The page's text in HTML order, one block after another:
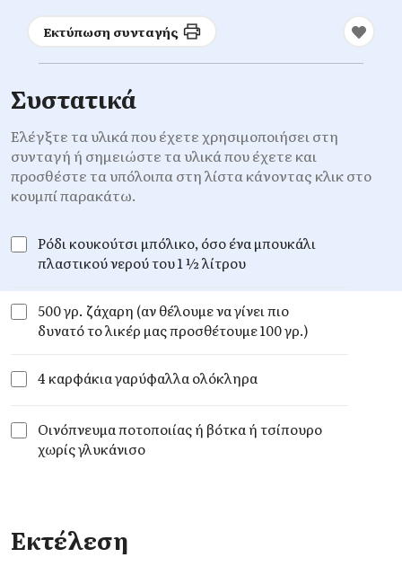
Εκτύπωση συνταγής
Συστατικά
Ελέγξτε τα υλικά που έχετε χρησιμοποιήσει στη
συνταγή ή σημειώστε τα υλικά που έχετε και
προσθέστε τα υπόλοιπα στη λίστα κάνοντας κλικ στο
κουμπί παρακάτω.
Ρόδι κουκούτσι μπόλικο, όσο ένα μπουκάλι
πλαστικού νερού του 1 ½ λίτρου
500 γρ. ζάχαρη (αν θέλουμε να γίνει πιο
δυνατό το λικέρ μας προσθέτουμε 100 γρ.)
4 καρφάκια γαρύφαλλα ολόκληρα
Οινόπνευμα ποτοποιίας ή βότκα ή τσίπουρο
χωρίς γλυκάνισο
Εκτέλεση